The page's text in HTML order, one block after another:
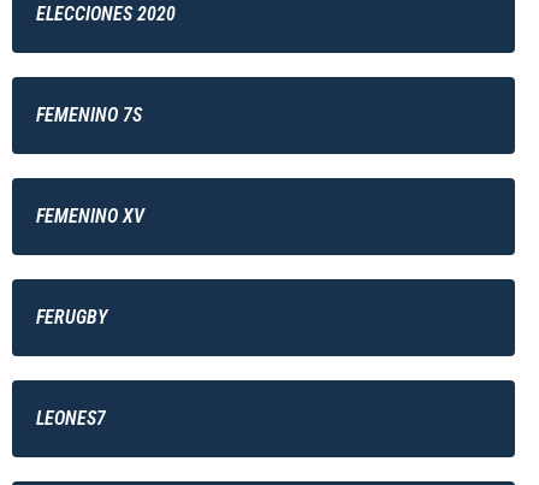
ELECCIONES 2020
FEMENINO 7S
FEMENINO XV
FERUGBY
LEONES7